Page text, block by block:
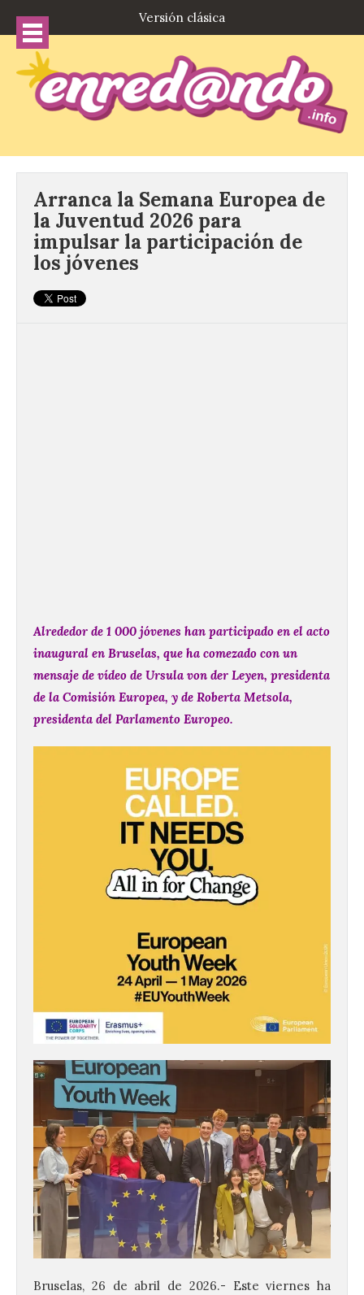
Versión clásica
Arranca la Semana Europea de
la Juventud 2026 para
impulsar la participación de
los jóvenes
Alrededor de 1 000 jóvenes han participado en el acto
inaugural en Bruselas, que ha comezado con un
mensaje de vídeo de Ursula von der Leyen, presidenta
de la Comisión Europea, y de Roberta Metsola,
presidenta del Parlamento Europeo.
Bruselas, 26 de abril de 2026.- Este viernes ha